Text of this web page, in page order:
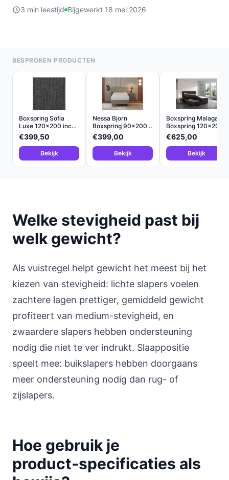
3 min leestijd Bijgewerkt 18 mei 2026
BESPROKEN PRODUCTEN
Boxspring Sofia
Luxe 120x200 inc
wit
€399,50
Bekijk
Nessa Bjorn
Boxspring 90x200
met 20cm...
€399,00
Bekijk
Boxspring Malaga
Boxspring 120x200
cm...
€625,00
Bekijk
Welke stevigheid past bij
welk gewicht?
Als vuistregel helpt gewicht het meest bij het
kiezen van stevigheid: lichte slapers voelen
zachtere lagen prettiger, gemiddeld gewicht
profiteert van medium-stevigheid, en
zwaardere slapers hebben ondersteuning
nodig die niet te ver indrukt. Slaappositie
speelt mee: buikslapers hebben doorgaans
meer ondersteuning nodig dan rug- of
zijslapers.
Hoe gebruik je
product‑specificaties als